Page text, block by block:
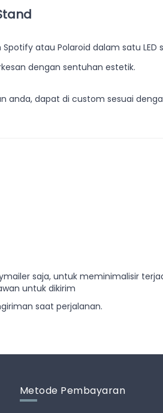
atau Polaroid dalam satu LED
dengan sentuhan estetik.
anda, dapat di custom sesuai
saja, untuk meminimalisir
untuk dikirim
saat perjalanan.
Metode Pembayaran